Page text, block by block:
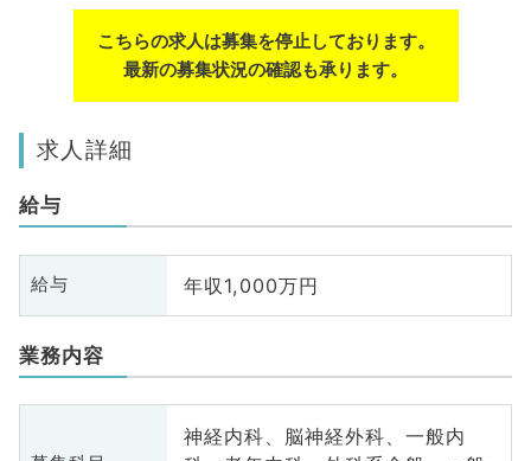
こちらの求人は募集を停止しております。
最新の募集状況の確認も承ります。
求人詳細
給与
給与 年収1,000万円
業務内容
神経内科、脳神経外科、一般内